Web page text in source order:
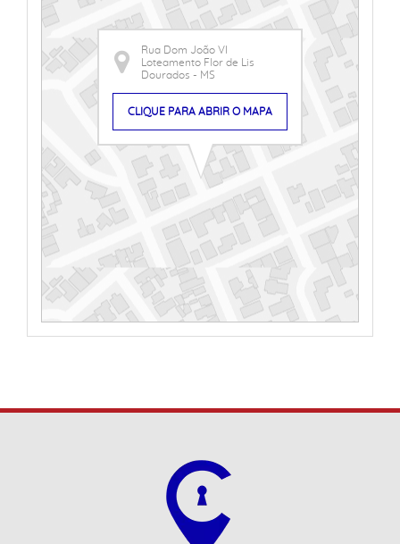
Rua Dom João VI
Loteamento Flor de Lis
Dourados - MS
CLIQUE PARA ABRIR O MAPA